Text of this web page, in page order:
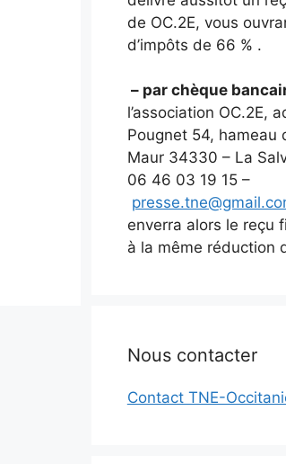
de OC.2E, vous
d’impôts de 66 % .
– par chèque
l’association OC.2E,
Pougnet 54, hameau
Maur 34330 – La
06 46 03 19 15 –
enverra alors le reçu
à la même réduction
Nous contacter
Contact TNE-